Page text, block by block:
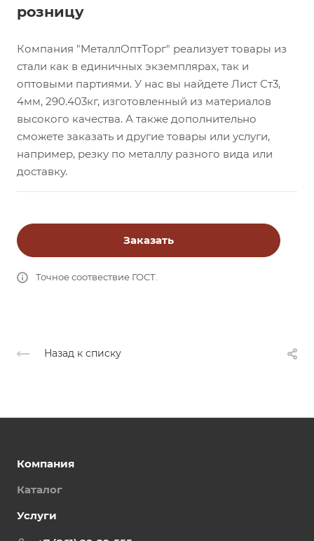
розницу
Компания "МеталлОптТорг" реализует товары из
стали как в единичных экземплярах, так и
оптовыми партиями. У нас вы найдете Лист Ст3,
4мм, 290.403кг, изготовленный из материалов
высокого качества. А также дополнительно
сможете заказать и другие товары или услуги,
например, резку по металлу разного вида или
доставку.
Заказать
Точное соотвествие ГОСТ.
Назад к списку
Компания
Каталог
Услуги